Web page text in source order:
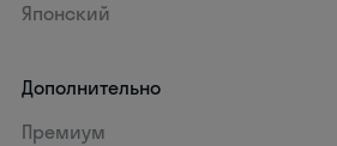
Японский
Дополнительно
Премиум